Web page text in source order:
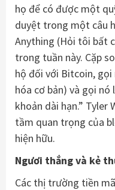
họ để có được một
duyệt trong một câu
Anything (Hỏi tôi bất
trong tuần này. Cặp
hộ đối với Bitcoin, gọi
hóa cơ bản) và gọi
khoản dài hạn.” Tyler
tầm quan trọng của
hiện hữu.
Ngươi thắng và kẻ
Các thị trường tiền